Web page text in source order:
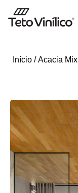
Início /Acacia Mix